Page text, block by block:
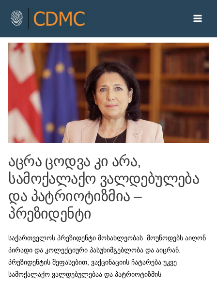
აცრა ცოდვა კი არა,
სამოქალაქო ვალდებულება
და პატრიოტიზმია –
პრეზიდენტი
საქართველოს პრეზიდენტი მოსახლეობას მოუწოდებს აიღონ
პირადი და კოლექტიური პასუხიმგებლობა და აიცრან.
პრეზიდენტის შეფასებით, ვაქცინაციის ჩატარება უკვე
სამოქალაქო ვალდებულებაა და პატრიოტიზმის